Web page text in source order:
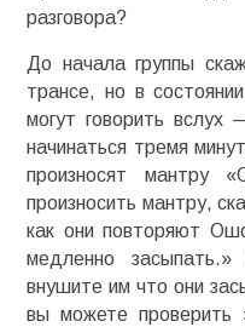
разговора?
До начала группы
трансе, но в
могут говорить
начинаться тремя
произносят мантру
произносить мантру,
как они повторяют
медленно
внушите им что они
вы можете проверить